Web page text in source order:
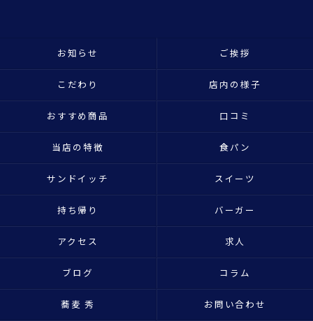
お知らせ ご挨拶
こだわり 店内の様子
おすすめ商品 口コミ
当店の特徴 食パン
サンドイッチ スイーツ
持ち帰り バーガー
アクセス 求人
ブログ コラム
蕎麦 秀 お問い合わせ